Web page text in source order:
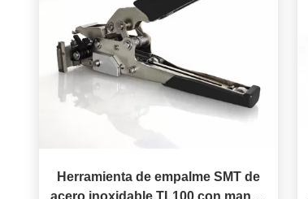
Herramienta de empalme SMT de
acero inoxidable TL100 con mango